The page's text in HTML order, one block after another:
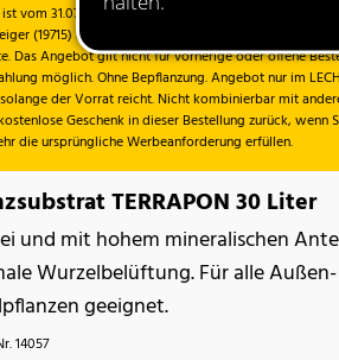
vom 31.07. - 12.08.2026 gültig und nur solange der
(19715) beim Kauf von PON in Höhe von 40 €. Die
Das Angebot gilt nicht für vorherige oder offene
möglich. Ohne Bepflanzung. Angebot nur im
der Vorrat reicht. Nicht kombinierbar mit
Geschenk in dieser Bestellung zurück, wenn
die ursprüngliche Werbeanforderung erfüllen.
TERRAPON 30 Liter
und mit hohem mineralischen
Wurzelbelüftung. Für alle
geeignet.
14057